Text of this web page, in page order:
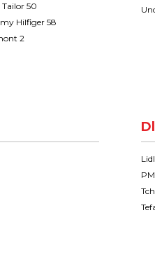
Tailor 50
Hilfiger 58
2